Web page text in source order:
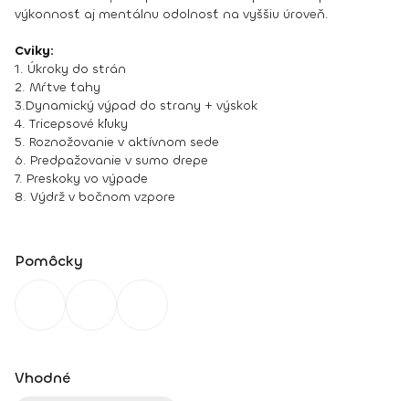
výkonnosť aj mentálnu odolnosť na vyššiu úroveň.
Cviky:
1. Úkroky do strán
2. Mŕtve ťahy
3.Dynamický výpad do strany + výskok
4. Tricepsové kľuky
5. Roznožovanie v aktívnom sede
6. Predpažovanie v sumo drepe
7. Preskoky vo výpade
8. Výdrž v bočnom vzpore
Pomôcky
Vhodné